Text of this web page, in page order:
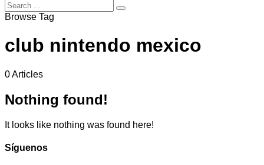
Browse Tag
club nintendo mexico
0 Articles
Nothing found!
It looks like nothing was found here!
Síguenos